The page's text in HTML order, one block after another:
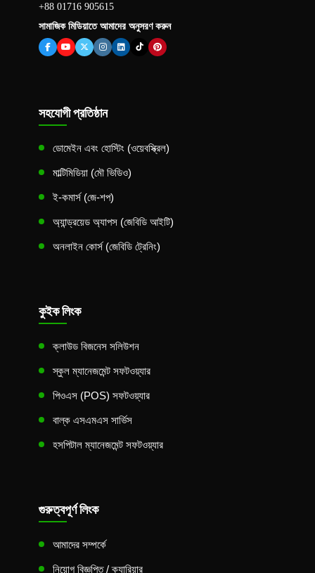
+88 01716 905615
সামাজিক মিডিয়াতে আমাদের অনুসরণ করুন
সহযোগী প্রতিষ্ঠান
ডোমেইন এবং হোস্টিং (ওয়েবস্ক্রিল)
মাল্টিমিডিয়া (মৌ ভিডিও)
ই-কমার্স (জে-শপ)
অ্যান্ড্রয়েড অ্যাপস (জেবিডি আইটি)
অনলাইন কোর্স (জেবিডি ট্রেনিং)
কুইক লিংক
ক্লাউড বিজনেস সলিউশন
স্কুল ম্যানেজমেন্ট সফটওয়্যার
পিওএস (POS) সফটওয়্যার
বাল্ক এসএমএস সার্ভিস
হসপিটাল ম্যানেজমেন্ট সফটওয়্যার
গুরুত্বপূর্ণ লিংক
আমাদের সম্পর্কে
নিয়োগ বিজ্ঞপ্তি / ক্যারিয়ার